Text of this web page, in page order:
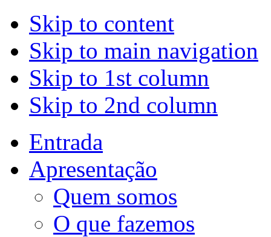
Skip to content
Skip to main navigation
Skip to 1st column
Skip to 2nd column
Entrada
Apresentação
Quem somos
O que fazemos